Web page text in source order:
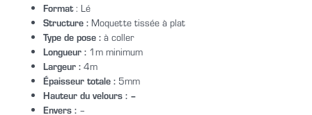
Format: Lé
Structure : Moquette tissée à plat
Type de pose : à coller
Longueur : 1m minimum
Largeur : 4m
Épaisseur totale : 5mm
Hauteur du velours : –
Envers : –